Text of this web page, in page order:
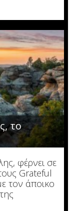
το
φέρνει σε
Grateful
τον άποικο